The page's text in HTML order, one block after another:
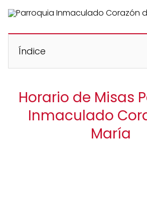
Índice
Horario de Misas
Inmaculado
María